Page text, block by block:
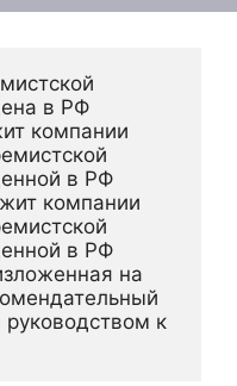
в РФ
компании
в РФ
компании
в РФ
на
руководством к